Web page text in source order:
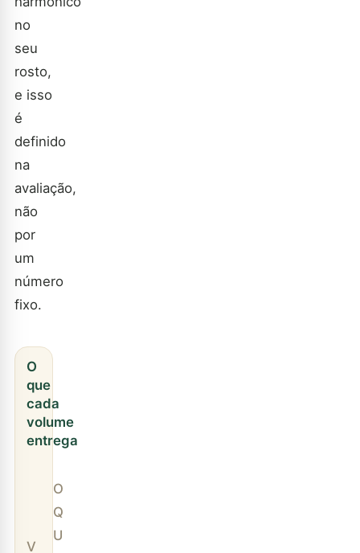
no
seu
rosto,
e isso
é
definido
na
avaliação,
não
por
um
número
fixo.
O
que
cada
volume
entrega
V
O
Q
U